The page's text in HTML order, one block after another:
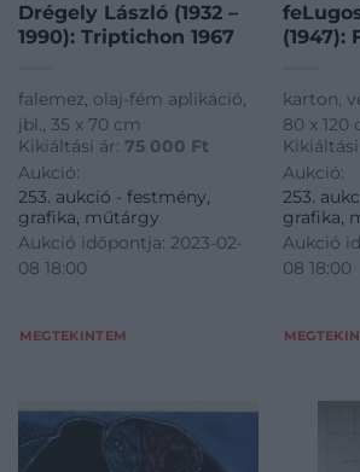
Drégely László (1932 –
1990): Triptichon 1967
falemez, olaj-fém aplikáció,
jbl., 35 x 70 cm
Kikiáltási ár: 75 000 Ft
Aukció:
253. aukció - festmény,
grafika, műtárgy
Aukció időpontja: 2023-02-
08 18:00
MEGTEKINTEM
(1947):
karton,
80 x 120
Aukció:
253.
grafika,
Aukció
08 18:00